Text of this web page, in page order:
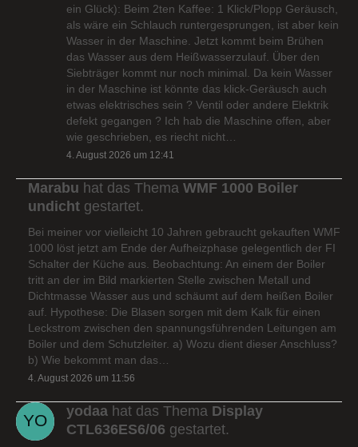
ein Glück): Beim 2ten Kaffee: 1 Klick/Plopp Geräusch,
als wäre ein Schlauch runtergesprungen, ist aber kein
Wasser in der Maschine. Jetzt kommt beim Brühen
das Wasser aus dem Heißwasserzulauf. Über den
Siebträger kommt nur noch minimal. Da kein Wasser
in der Maschine ist könnte das klick-Geräusch auch
etwas elektrisches sein ? Ventil oder andere Elektrik
defekt gegangen ? Ich hab die Maschine offen, aber
wie geschrieben, es riecht nicht…
4. August 2026 um 12:41
Marabu hat das Thema WMF 1000 Boiler
undicht gestartet.
Bei meiner vor vielleicht 10 Jahren gebraucht gekauften WMF
1000 löst jetzt am Ende der Aufheizphase gelegentlich der FI
Schalter der Küche aus. Beobachtung: An einem der Boiler
tritt an der im Bild markierten Stelle zwischen Metall und
Dichtmasse Wasser aus und schäumt auf dem heißen Boiler
auf. Hypothese: Die Blasen sorgen mit dem Kalk für einen
Leckstrom zwischen den spannungsführenden Leitungen am
Boiler und dem Schutzleiter. a) Wozu dient dieser Anschluss?
b) Wie bekommt man das…
4. August 2026 um 11:56
yodaa hat das Thema Display
CTL636ES6/06 gestartet.